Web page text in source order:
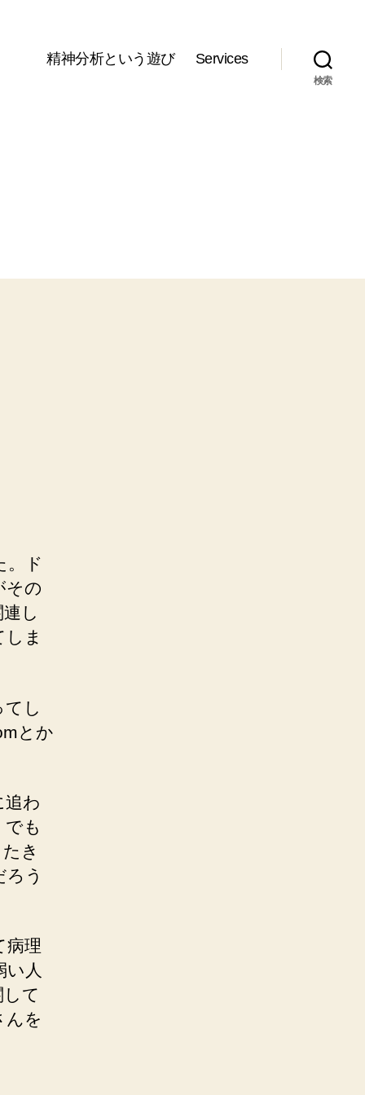
精神分析という遊び Services
検索
。ド
その
し
ま
し
とか
追わ
も
き
う
病理
い人
て
んを